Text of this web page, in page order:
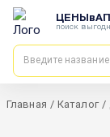
поиск
Главная / Каталог /